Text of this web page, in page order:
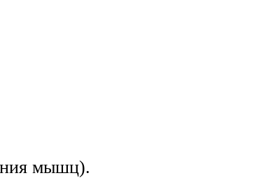
мышц).